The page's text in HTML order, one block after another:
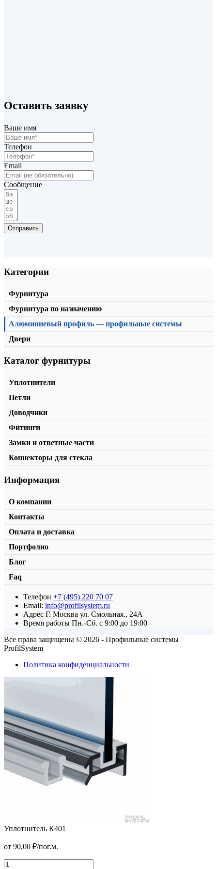
Стойка усиленная
от532,00₽/м2 В корзину
Стеновой держатель
от467,00₽/м2 В корзину
Планка клипсовая 40×5
326,00₽/м2 В корзину
Петля дверная для полнотелых дверей
от 26,00₽ В корзину
info@profilsystem.ru
Оставить заявку
Ваше имя
Телефон
Email
Сообщение
Отправить
Категории
Фурнитура
Фурнитура по назначению
Алюминиевый профиль — профильные системы
Двери
Каталог фурнитуры
Уплотнители
Петли
Доводчики
Фитинги
Замки и ответные части
Коннекторы для стекла
Информация
О компании
Контакты
Оплата и доставка
Портфолио
Блог
Faq
Телефон +7 (495) 220 70 07
Email: info@profilsystem.ru
Адрес Г. Москва ул. Смольная., 24А
Время работы Пн.-Сб. с 9:00 до 19:00
Все права защищены © 2026 - Профильные системы
ProfilSystem
Политика конфиденциальности
Уплотнитель К401
от 90,00 ₽/пог.м.
Уплотнитель